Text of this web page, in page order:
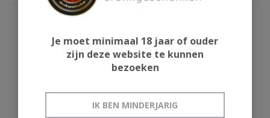
Je moet minimaal 18 jaar of ouder
zijn deze website te kunnen
bezoeken
IK BEN MINDERJARIG